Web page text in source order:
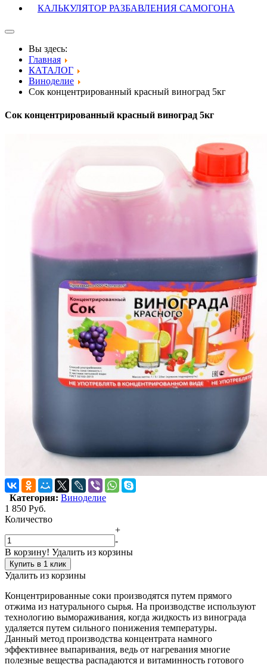
КАЛЬКУЛЯТОР РАЗБАВЛЕНИЯ САМОГОНА
Вы здесь:
Главная
КАТАЛОГ
Виноделие
Сок концентрированный красный виноград 5кг
Сок концентрированный красный виноград 5кг
Категория: Виноделие
1 850 Руб.
Количество
+
-
В корзину! Удалить из корзины
Купить в 1 клик
Удалить из корзины
Концентрированные соки производятся путем прямого
отжима из натурального сырья. На производстве используют
технологию вымораживания, когда жидкость из винограда
удаляется путем сильного понижения температуры.
Данный метод производства концентрата намного
эффективнее выпаривания, ведь от нагревания многие
полезные вещества распадаются и витаминность готового